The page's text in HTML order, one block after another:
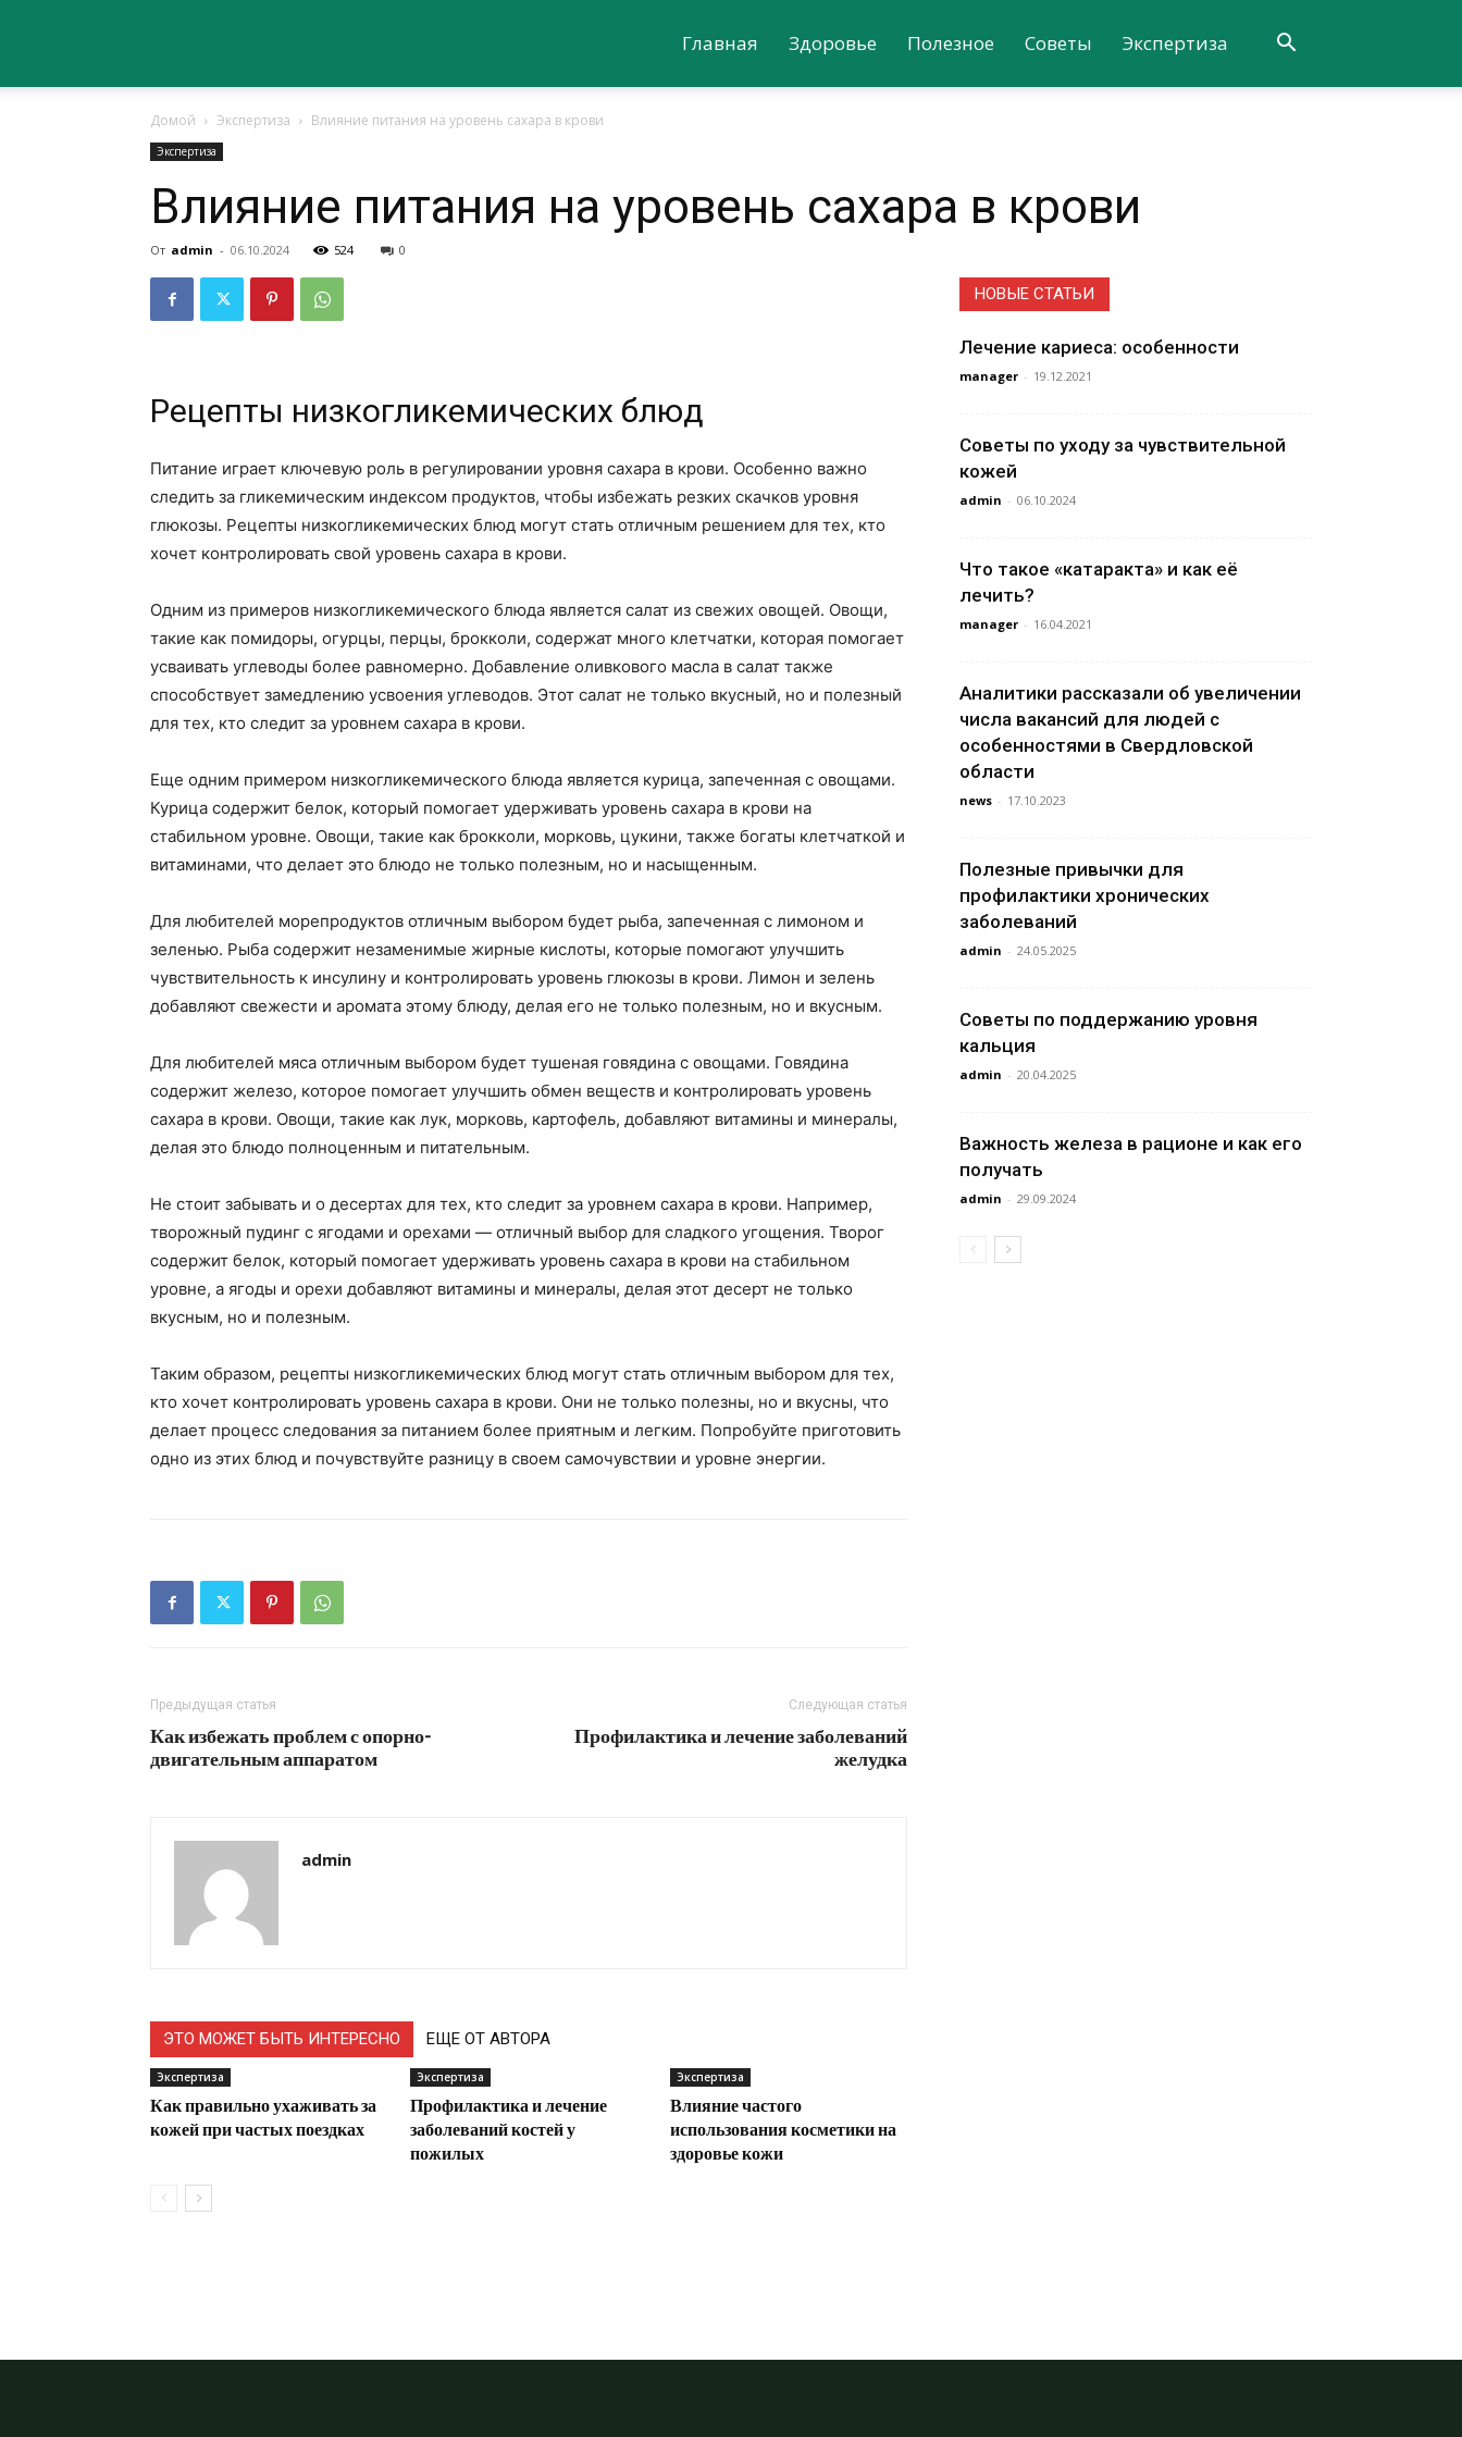
о
здоровье
Главная Здоровье Полезное Советы Экспертиза
Домой Экспертиза Влияние питания на уровень сахара в крови
Экспертиза
Влияние питания на уровень сахара в крови
От admin - 06.10.2024 524 0
Рецепты низкогликемических блюд
Питание играет ключевую роль в регулировании уровня сахара в крови. Особенно важно
следить за гликемическим индексом продуктов, чтобы избежать резких скачков уровня
глюкозы. Рецепты низкогликемических блюд могут стать отличным решением для тех, кто
хочет контролировать свой уровень сахара в крови.
Одним из примеров низкогликемического блюда является салат из свежих овощей. Овощи,
такие как помидоры, огурцы, перцы, брокколи, содержат много клетчатки, которая помогает
усваивать углеводы более равномерно. Добавление оливкового масла в салат также
способствует замедлению усвоения углеводов. Этот салат не только вкусный, но и полезный
для тех, кто следит за уровнем сахара в крови.
Еще одним примером низкогликемического блюда является курица, запеченная с овощами.
Курица содержит белок, который помогает удерживать уровень сахара в крови на
стабильном уровне. Овощи, такие как брокколи, морковь, цукини, также богаты клетчаткой и
витаминами, что делает это блюдо не только полезным, но и насыщенным.
Для любителей морепродуктов отличным выбором будет рыба, запеченная с лимоном и
зеленью. Рыба содержит незаменимые жирные кислоты, которые помогают улучшить
чувствительность к инсулину и контролировать уровень глюкозы в крови. Лимон и зелень
добавляют свежести и аромата этому блюду, делая его не только полезным, но и вкусным.
Для любителей мяса отличным выбором будет тушеная говядина с овощами. Говядина
содержит железо, которое помогает улучшить обмен веществ и контролировать уровень
сахара в крови. Овощи, такие как лук, морковь, картофель, добавляют витамины и минералы,
делая это блюдо полноценным и питательным.
Не стоит забывать и о десертах для тех, кто следит за уровнем сахара в крови. Например,
творожный пудинг с ягодами и орехами — отличный выбор для сладкого угощения. Творог
содержит белок, который помогает удерживать уровень сахара в крови на стабильном
уровне, а ягоды и орехи добавляют витамины и минералы, делая этот десерт не только
вкусным, но и полезным.
Таким образом, рецепты низкогликемических блюд могут стать отличным выбором для тех,
кто хочет контролировать уровень сахара в крови. Они не только полезны, но и вкусны, что
делает процесс следования за питанием более приятным и легким. Попробуйте приготовить
одно из этих блюд и почувствуйте разницу в своем самочувствии и уровне энергии.
Предыдущая статья
Как избежать проблем с опорно-
двигательным аппаратом
Следующая статья
Профилактика и лечение заболеваний
желудка
admin
ЭТО МОЖЕТ БЫТЬ ИНТЕРЕСНО ЕЩЕ ОТ АВТОРА
Экспертиза
Как правильно ухаживать за
кожей при частых поездках
Экспертиза
Профилактика и лечение
заболеваний костей у
пожилых
Экспертиза
Влияние частого
использования косметики на
здоровье кожи
НОВЫЕ СТАТЬИ
Лечение кариеса: особенности
manager - 19.12.2021
Советы по уходу за чувствительной
кожей
admin - 06.10.2024
Что такое «катаракта» и как её
лечить?
manager - 16.04.2021
Аналитики рассказали об увеличении
числа вакансий для людей с
особенностями в Свердловской
области
news - 17.10.2023
Полезные привычки для
профилактики хронических
заболеваний
admin - 24.05.2025
Советы по поддержанию уровня
кальция
admin - 20.04.2025
Важность железа в рационе и как его
получать
admin - 29.09.2024